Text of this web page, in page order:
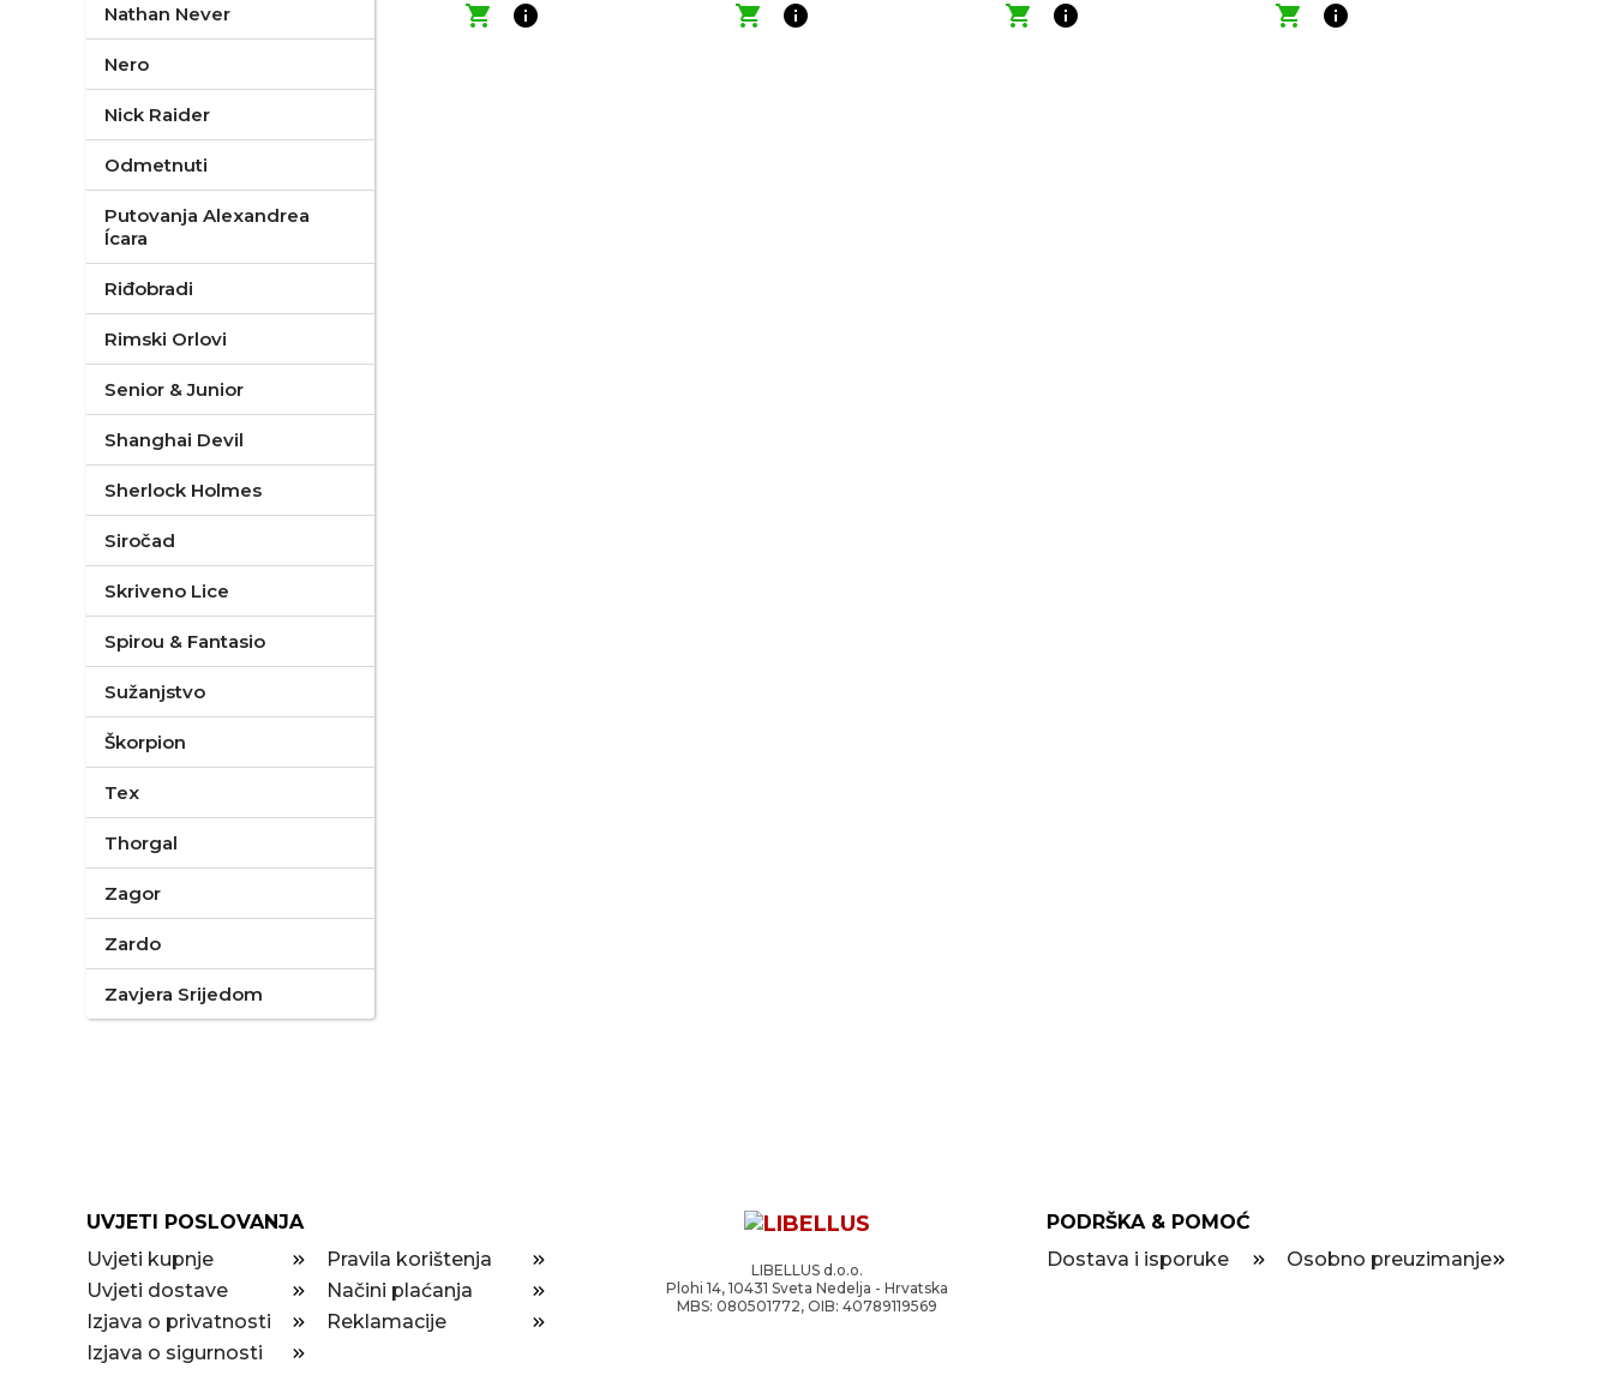
Nathan Never
Nero
Nick Raider
Odmetnuti
Putovanja Alexandrea
Ícara
Riđobradi
Rimski Orlovi
Senior & Junior
Shanghai Devil
Sherlock Holmes
Siročad
Skriveno Lice
Spirou & Fantasio
Sužanjstvo
Škorpion
Tex
Thorgal
Zagor
Zardo
Zavjera Srijedom
shopping_cart info shopping_cart info shopping_cart info shopping_cart info
UVJETI POSLOVANJA
Uvjeti kupnje
Pravila korištenja
Uvjeti dostave
Načini plaćanja
Izjava o privatnosti
Reklamacije
Izjava o sigurnosti
LIBELLUS d.o.o.
Plohi 14, 10431 Sveta Nedelja - Hrvatska
MBS: 080501772, OIB: 40789119569
PODRŠKA & POMOĆ
Dostava i isporuke
Osobno preuzimanje